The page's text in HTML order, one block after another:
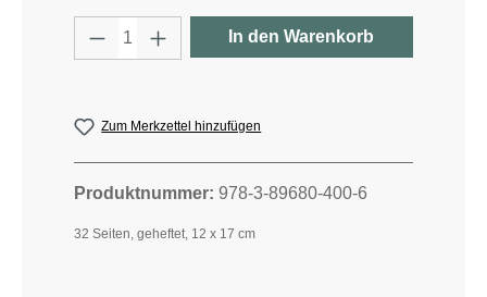
Produkt Anzahl: Gib den
In den Warenkorb
Zum Merkzettel hinzufügen
Produktnummer: 978-3-89680-400-6
32 Seiten, geheftet, 12 x 17 cm